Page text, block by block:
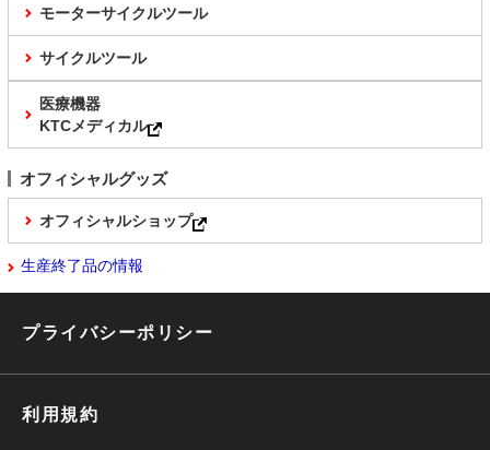
モーターサイクルツール
サイクルツール
医療機器
KTCメディカル
オフィシャルグッズ
オフィシャルショップ
生産終了品の情報
プライバシーポリシー
利用規約